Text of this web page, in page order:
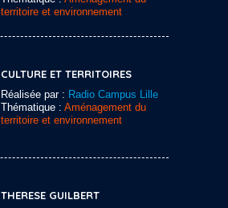
territoire et environnement
CULTURE ET TERRITOIRES
Réalisée par : Radio Campus Lille
Thématique : Aménagement du
territoire et environnement
THERESE GUILBERT